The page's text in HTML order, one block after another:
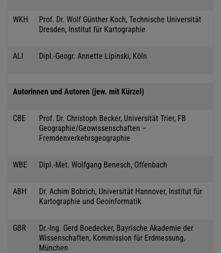
WKH
Prof. Dr. Wolf Günther Koch, Technische Universität
Dresden, Institut für Kartographie
ALI Dipl.-Geogr. Annette Lipinski, Köln
Autorinnen und Autoren (jew. mit Kürzel)
CBE
Prof. Dr. Christoph Becker, Universität Trier, FB
Geographie/Geowissenschaften –
Fremdenverkehrsgeographie
WBE Dipl.-Met. Wolfgang Benesch, Offenbach
ABH
Dr. Achim Bobrich, Universität Hannover, Institut für
Kartographie und Geoinformatik
GBR
Dr.-Ing. Gerd Boedecker, Bayrische Akademie der
Wissenschaften, Kommission für Erdmessung,
München